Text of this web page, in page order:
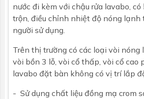
nước đi kèm với chậu rửa lavabo ,
trộn, điều chỉnh nhiệt độ nóng lạnh
người sử dụng.
Trên thị trường có các loại vòi nóng
vòi bồn 3 lỗ, vòi cổ thấp, vòi cổ cao
lavabo đặt bàn không có vị trí lắp
- Sử dụng chất liệu đồng mạ crom